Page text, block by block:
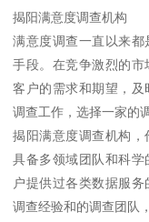
揭阳满意度调查机构
满意度调查一直以来
手段。在竞争激烈的
客户的需求和期望，
调查工作，选择一家的
揭阳满意度调查机构，
具备多领域团队和科
户提供过各类数据服
调查经验和的调查团队